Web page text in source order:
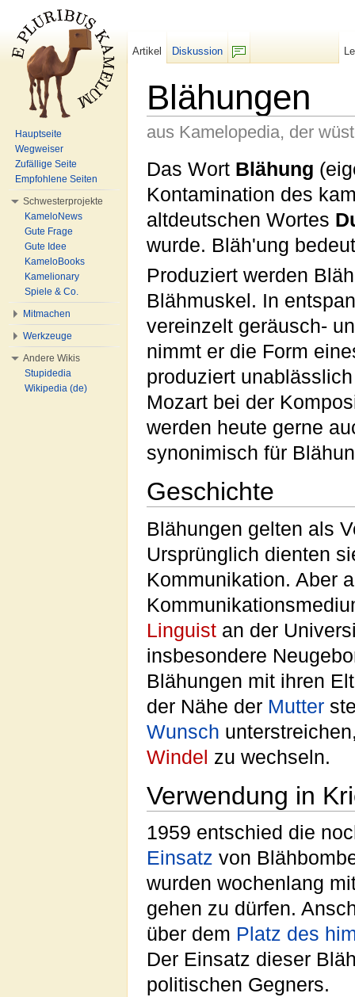
Blähungen
aus Kamelopedia, der
Das Wort Blähung
Kontamination des
altdeutschen Wortes
wurde. Bläh'ung
Produziert werden
Blähmuskel. In
vereinzelt geräusch-
nimmt er die Form
produziert
Mozart bei der
werden heute gerne
synonimisch für
Geschichte
Blähungen gelten als
Ursprünglich dienten
Kommunikation. Aber
Linguist an der
insbesondere
Blähungen mit ihren
der Nähe der Mutter
Wunsch
Windel zu wechseln.
Verwendung in
1959 entschied die
Einsatz von
wurden wochenlang
gehen zu dürfen.
über dem Platz des
Der Einsatz dieser
politischen Gegners.
Artikel
Diskussion
Hauptseite
Wegweiser
Zufällige Seite
Empfohlene Seiten
Schwesterprojekte
KameloNews
Gute Frage
Gute Idee
KameloBooks
Kamelionary
Spiele & Co.
Mitmachen
Werkzeuge
Andere Wikis
Stupidedia
Wikipedia (de)